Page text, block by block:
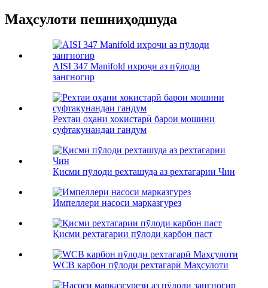
Маҳсулоти пешниҳодшуда
AISI 347 Manifold ихроҷи аз пӯлоди
зангногир
Рехтаи оҳани хокистарӣ барои мошини
суфтакунандаи гандум
Қисми пӯлоди рехташуда аз рехтагарии Чин
Импеллери насоси марказгурез
Қисми рехтагарии пӯлоди карбон паст
WCB карбон пӯлоди рехтагарӣ Маҳсулоти